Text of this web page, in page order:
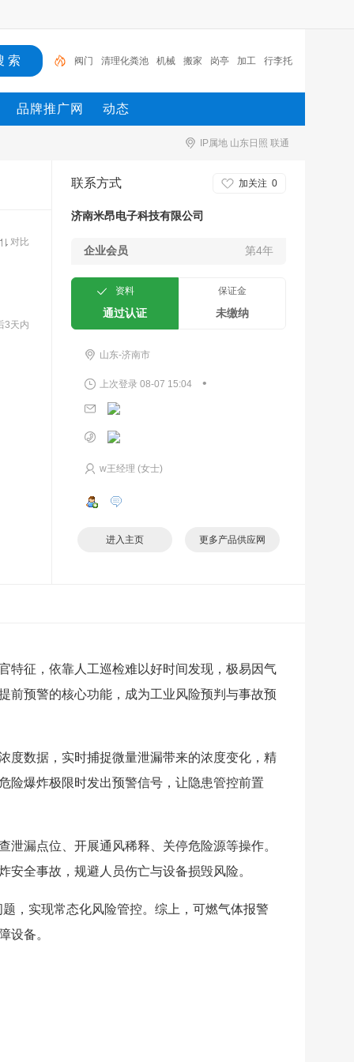
阀门 清理化粪池 机械 搬家 岗亭 加工 行李托
运 制药 明星 供求信息
品牌推广网 动态
IP属地 山东日照 联通
对比
3天内
联系方式 加关注 0
济南米昂电子科技有限公司
企业会员 第4年
资料
通过认证
保证金
未缴纳
山东-济南市
上次登录 08-07 15:04 •
w王经理 (女士)
进入主页 更多产品供应网
特征，依靠人工巡检难以好时间发现，极易因气
前预警的核心功能，成为工业风险预判与事故预
度数据，实时捕捉微量泄漏带来的浓度变化，精
险爆炸极限时发出预警信号，让隐患管控前置
漏点位、开展通风稀释、关停危险源等操作。
全事故，规避人员伤亡与设备损毁风险。
，实现常态化风险管控。综上，可燃气体报警
设备。